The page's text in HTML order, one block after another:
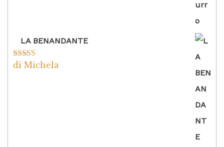
LA BENANDANTE
Valutato5su
di Michela